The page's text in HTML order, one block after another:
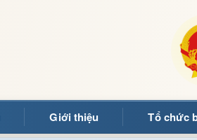
Giới thiệu Tổ chức